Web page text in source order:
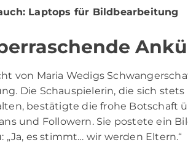
Laptops für Bildbearbeitung
von Maria Wedigs
Die Schauspielerin, die sich
bestätigte die frohe Botschaft
und Followern. Sie postete ein
„Ja, es stimmt… wir werden Eltern.“